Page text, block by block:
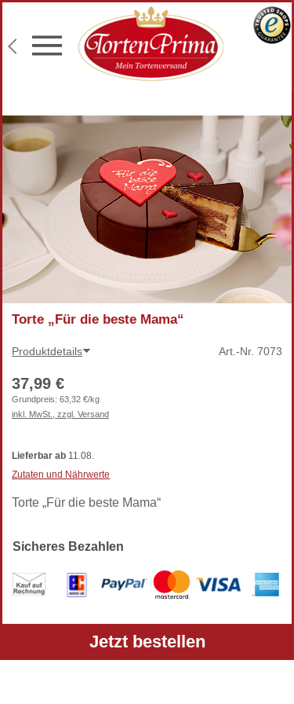
Konditor-Qualität
Torten mit Wunschtext
Lieferung an Wunschadresse
Jetzt bestellen
Torte „Für die beste Mama“
Produktdetails Art.-Nr. 7073
37,99 €
Grundpreis: 63,32 €/kg
inkl. MwSt., zzgl. Versand
Lieferbar ab 11.08.
Zutaten und Nährwerte
Torte „Für die beste Mama“
Sicheres Bezahlen
und zzgl. Versandkosten.